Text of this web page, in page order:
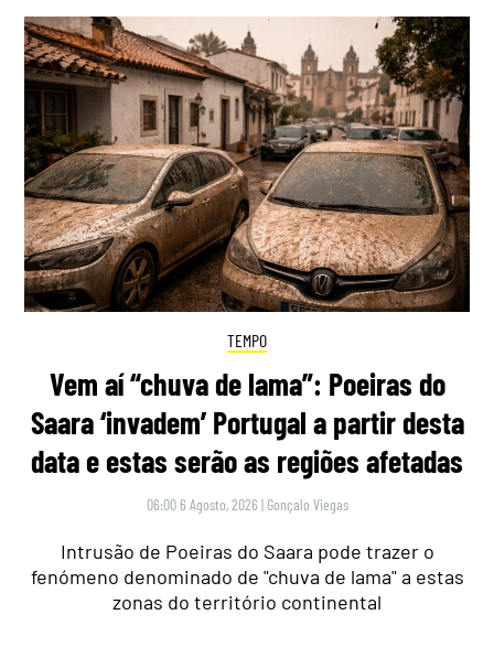
TEMPO
Vem aí “chuva de lama”: Poeiras do
Saara ‘invadem’ Portugal a partir desta
data e estas serão as regiões afetadas
06:00 6 Agosto, 2026 | Gonçalo Viegas
Intrusão de Poeiras do Saara pode trazer o
fenómeno denominado de "chuva de lama" a estas
zonas do território continental